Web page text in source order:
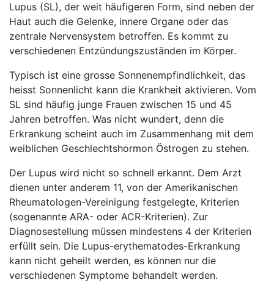
Lupus (SL), der weit häufigeren Form, sind neben der
Haut auch die Gelenke, innere Organe oder das
zentrale Nervensystem betroffen. Es kommt zu
verschiedenen Entzündungszuständen im Körper.
Typisch ist eine grosse Sonnenempfindlichkeit, das
heisst Sonnenlicht kann die Krankheit aktivieren. Vom
SL sind häufig junge Frauen zwischen 15 und 45
Jahren betroffen. Was nicht wundert, denn die
Erkrankung scheint auch im Zusammenhang mit dem
weiblichen Geschlechtshormon Östrogen zu stehen.
Der Lupus wird nicht so schnell erkannt. Dem Arzt
dienen unter anderem 11, von der Amerikanischen
Rheumatologen-Vereinigung festgelegte, Kriterien
(sogenannte ARA- oder ACR-Kriterien). Zur
Diagnosestellung müssen mindestens 4 der Kriterien
erfüllt sein. Die Lupus-erythematodes-Erkrankung
kann nicht geheilt werden, es können nur die
verschiedenen Symptome behandelt werden.